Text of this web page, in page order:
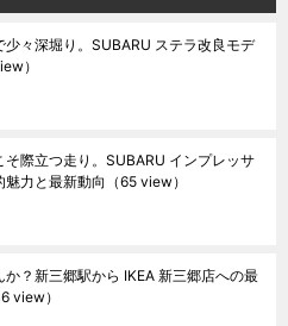
少々深堀り。SUBARU ステラ改良モデ
）
そ際立つ走り。SUBARU インプレッサ
力と最新動向 （65 view）
？新三郷駅から IKEA 新三郷店への最
view）